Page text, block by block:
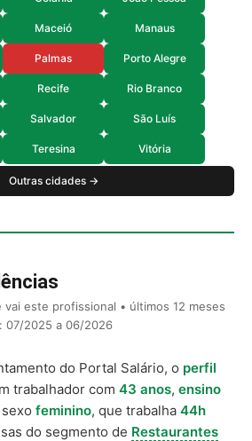
Maceió Manaus
Palmas Porto Alegre
Recife Rio Branco
Salvador São Luís
Teresina Vitória
Outras cidades →
vai este profissional • últimos 12 meses
07/2025 a 06/2026
do Portal Salário, o perfil
trabalhador com 43 anos, ensino
feminino, que trabalha 44h
do segmento de Restaurantes